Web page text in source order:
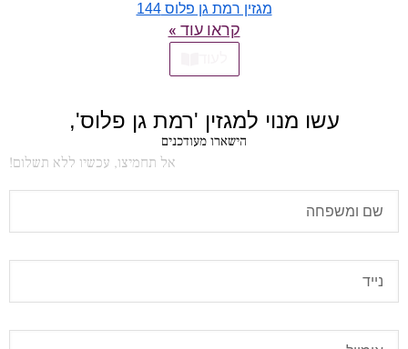
מגזין רמת גן פלוס 144
קראו עוד »
עשו מנוי למגזין 'רמת גן פלוס',
הישארו מעודכנים
אל תחמיצו, עכשיו ללא תשלום!